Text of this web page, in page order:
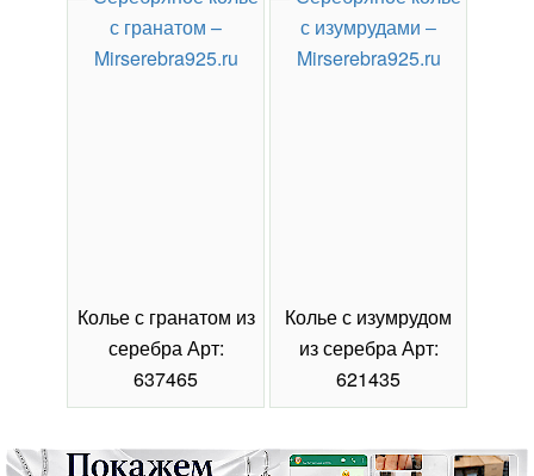
Колье с гранатом из
серебра Арт:
637465
Колье с изумрудом
из серебра Арт:
621435